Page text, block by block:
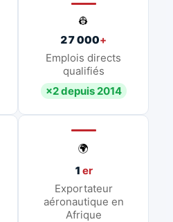
👷
27 000+
Emplois directs
qualifiés
×2 depuis 2014
🌍
1 er
Exportateur
aéronautique en
Afrique